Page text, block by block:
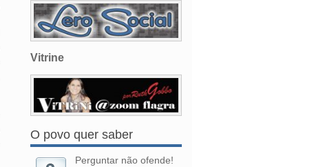
Vitrine
O povo quer saber
Perguntar não ofende!